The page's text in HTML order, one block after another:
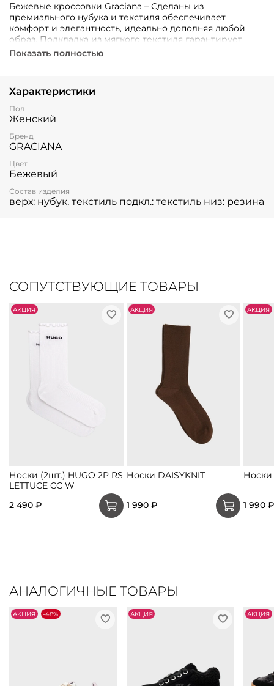
Бежевые кроссовки Graciana – Сделаны из
премиального нубука и текстиля обеспечивает
комфорт и элегантность, идеально дополняя любой
образ. Подкладка из мягкого текстиля гарантирует
приятное ощущение при носке, а подошва из
Показать полностью
Характеристики
Пол
Женский
Бренд
GRACIANA
Цвет
Бежевый
Состав изделия
верх: нубук, текстиль подкл.: текстиль низ: резина
СОПУТСТВУЮЩИЕ ТОВАРЫ
АKЦИЯ
Носки (2шт.) HUGO 2P RS
LETTUCE CC W
2 490 ₽
АKЦИЯ
Носки DAISYKNIT
1 990 ₽
АKЦИЯ
Носки
1 990 ₽
АНАЛОГИЧНЫЕ ТОВАРЫ
АKЦИЯ -48% АKЦИЯ АKЦИЯ